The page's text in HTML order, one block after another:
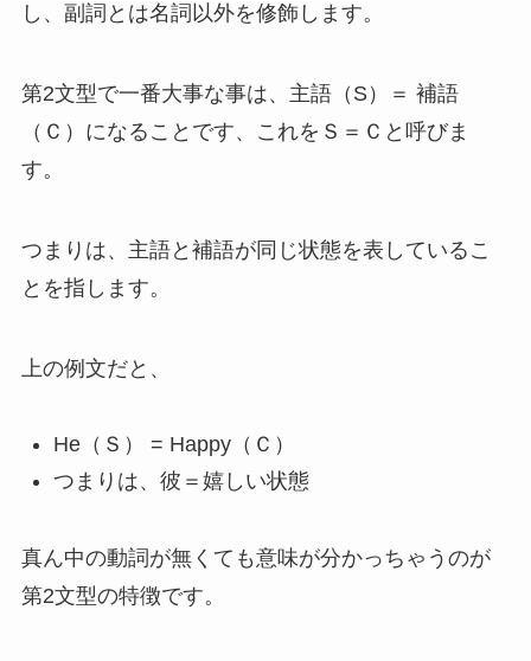
し、副詞とは名詞以外を修飾します。
第2文型で一番大事な事は、主語（S）＝ 補語
（Ｃ）になることです、これをＳ＝Ｃと呼びま
す。
つまりは、主語と補語が同じ状態を表しているこ
とを指します。
上の例文だと、
He（Ｓ） = Happy（Ｃ）
つまりは、彼＝嬉しい状態
真ん中の動詞が無くても意味が分かっちゃうのが
第2文型の特徴です。